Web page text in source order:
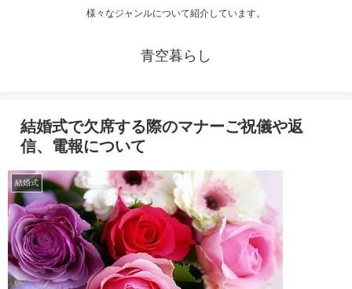
様々なジャンルについて紹介しています。
青空暮らし
結婚式で欠席する際のマナーご祝儀や返
信、電報について
結婚式